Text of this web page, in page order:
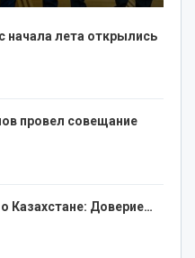
начала лета открылись
провел совещание
Казахстане: Доверие…